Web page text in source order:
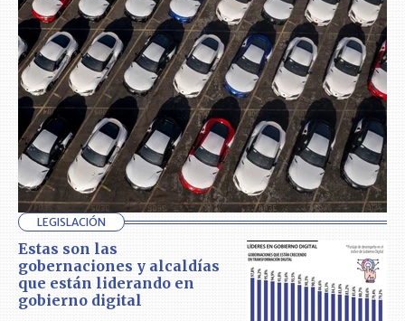
LEGISLACIÓN
Estas son las
gobernaciones y alcaldías
que están liderando en
gobierno digital